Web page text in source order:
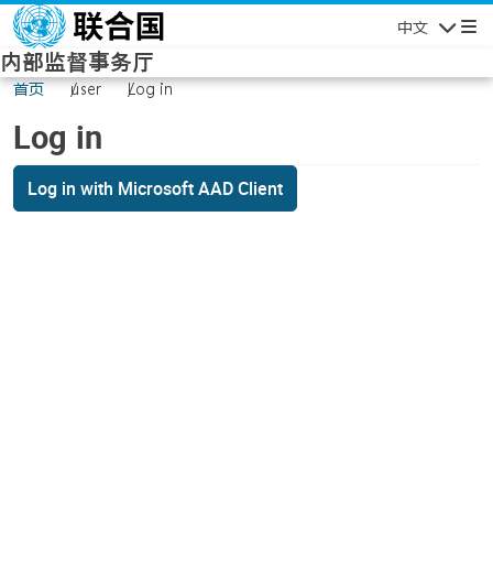
Skip to main content
中文
内部监督事务厅
首页 user Log in
Log in
Log in with Microsoft AAD Client